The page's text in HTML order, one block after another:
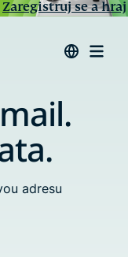
Zaregistruj se a hraj